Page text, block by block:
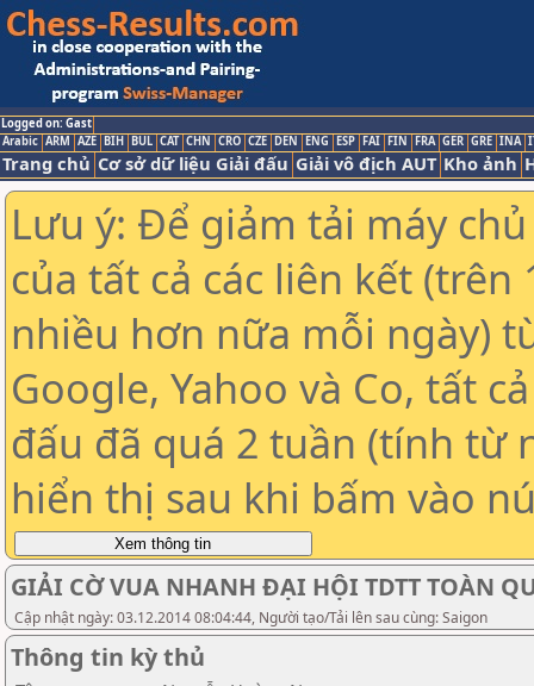
Logged on: Gast
Arabic ARM AZE BIH BUL CAT CHN CRO CZE DEN ENG ESP FAI FIN FRA GER GRE INA
Trang chủ Cơ sở dữ liệu Giải đấu Giải vô địch AUT Kho ảnh
Lưu ý: Để giảm tải máy
của tất cả các liên kết (trên
nhiều hơn nữa mỗi ngày)
Google, Yahoo và Co, tất
đấu đã quá 2 tuần (tính từ
hiển thị sau khi bấm vào
GIẢI CỜ VUA NHANH ĐẠI HỘI TDTT TOÀN
Cập nhật ngày: 03.12.2014 08:04:44, Người tạo/Tải lên sau cùng: Saigon
Thông tin kỳ thủ